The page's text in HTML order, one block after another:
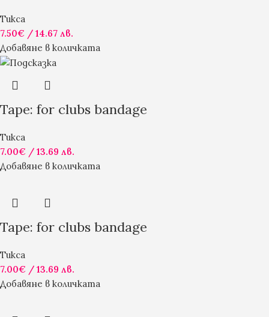
Тикса
7.50€ / 14.67 лв.
Добавяне в количката
Tape: for clubs bandage
Тикса
7.00€ / 13.69 лв.
Добавяне в количката
Tape: for clubs bandage
Тикса
7.00€ / 13.69 лв.
Добавяне в количката